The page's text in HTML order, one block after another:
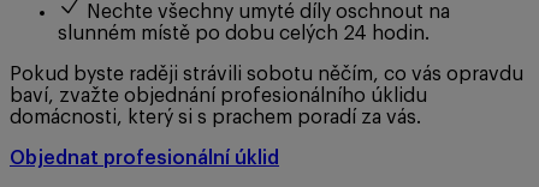
Nechte všechny umyté díly oschnout na
slunném místě po dobu celých 24 hodin.
Pokud byste raději strávili sobotu něčím, co vás opravdu
baví, zvažte objednání profesionálního úklidu
domácnosti, který si s prachem poradí za vás.
Objednat profesionální úklid